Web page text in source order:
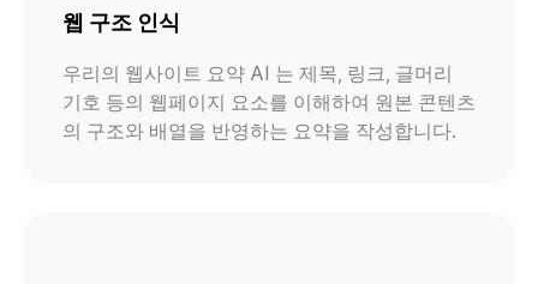
웹 구조 인식
우리의 웹사이트 요약 AI 는 제목, 링크, 글머리
기호 등의 웹페이지 요소를 이해하여 원본 콘텐츠
의 구조와 배열을 반영하는 요약을 작성합니다.